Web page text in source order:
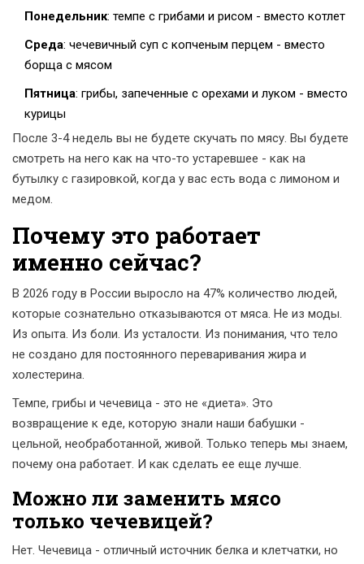
Понедельник: темпе с грибами и рисом - вместо котлет
Среда: чечевичный суп с копченым перцем - вместо
борща с мясом
Пятница: грибы, запеченные с орехами и луком - вместо
курицы
После 3-4 недель вы не будете скучать по мясу. Вы будете
смотреть на него как на что-то устаревшее - как на
бутылку с газировкой, когда у вас есть вода с лимоном и
медом.
Почему это работает
именно сейчас?
В 2026 году в России выросло на 47% количество людей,
которые сознательно отказываются от мяса. Не из моды.
Из опыта. Из боли. Из усталости. Из понимания, что тело
не создано для постоянного переваривания жира и
холестерина.
Темпе, грибы и чечевица - это не «диета». Это
возвращение к еде, которую знали наши бабушки -
цельной, необработанной, живой. Только теперь мы знаем,
почему она работает. И как сделать ее еще лучше.
Можно ли заменить мясо
только чечевицей?
Нет. Чечевица - отличный источник белка и клетчатки, но